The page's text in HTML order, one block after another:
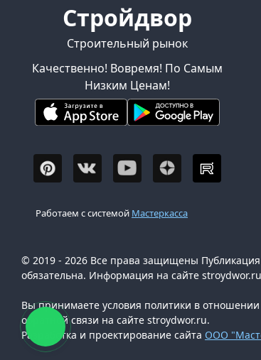
Стройдвор
Строительный рынок
Качественно! Вовремя! По Самым
Низким Ценам!
Работаем с системой Мастеркасса
© 2019 - 2026 Все права защищены
обязательна. Информация на сайте
Вы принимаете условия политики в
обратной связи на сайте stroydwor.ru.
Разработка и проектирование сайта ООО